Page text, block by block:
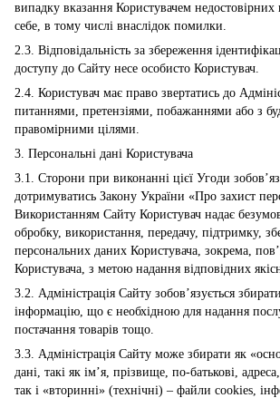
випадку вказання Користувачем недостовірних
себе, в тому числі внаслідок помилки.
2.3. Відповідальність за збереження
доступу до Сайту несе особисто Користувач.
2.4. Користувач має право звертатись до
питаннями, претензіями, побажаннями або з
правомірними цілями.
3. Персональні дані Користувача
3.1. Сторони при виконанні цієї Угоди
дотримуватись Закону України «Про захист
Використанням Сайту Користувач надає
обробку, використання, передачу, підтримку,
персональних даних Користувача, зокрема,
Користувача, з метою надання відповідних
3.2. Адміністрація Сайту зобов’язується
інформацію, що є необхідною для надання
постачання товарів тощо.
3.3. Адміністрація Сайту може збирати як
дані, такі як ім’я, прізвище, по-батькові,
так і «вторинні» (технічні) – файли cookies,